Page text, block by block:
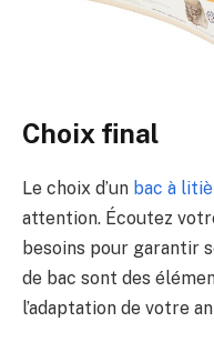
Choix final
Le choix d’un bac à
attention. Écoutez
besoins pour garantir
de bac sont des
l’adaptation de votre